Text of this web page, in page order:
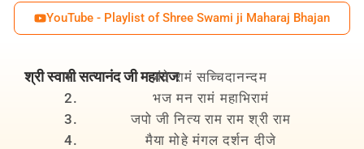
YouTube - Playlist of Shree Swami ji Maharaj Bhajan
श्री स्वामी सत्यानंद जी महाराजवंदे रामं सच्चिदानन्दम
भज मन रामं महाभिरामं
जपो जी नित्य राम राम श्री राम
मैया मोहे मंगल दर्शन दीजे